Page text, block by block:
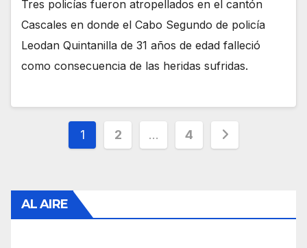
Tres policías fueron atropellados en el cantón
Cascales en donde el Cabo Segundo de policía
Leodan Quintanilla de 31 años de edad falleció
como consecuencia de las heridas sufridas.
Paginación
entradas
1 2 … 4
AL AIRE